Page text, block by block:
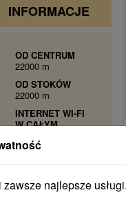
INFORMACJE
OD CENTRUM
22000 m
OD STOKÓW
22000 m
INTERNET WI-FI
W CAŁYM
S výnimkou 8
DOSTĘP DO
najlepsze